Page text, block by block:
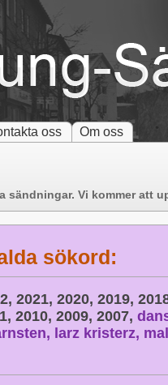
oss Om oss
sändningar. Vi kommer att
sökord:
2021, 2020, 2019,
2010, 2009, 2007,
larz kristerz,